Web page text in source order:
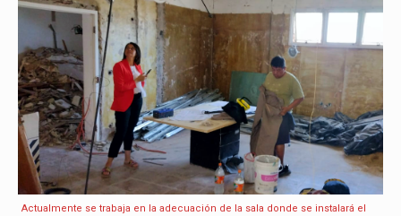
Actualmente se trabaja en la adecuación de la sala donde se instalará el